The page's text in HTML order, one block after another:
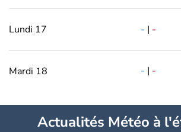
Lundi 17 - | -
Mardi 18 - | -
Actualités Météo à